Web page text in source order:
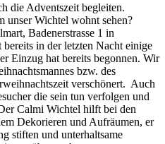
die Adventszeit begleiten.
unser Wichtel wohnt sehen?
Badenerstrasse 1 in
in der letzten Nacht einige
Einzug hat bereits begonnen. Wir
bzw. des
verschönert. Auch
die sein tun verfolgen und
Calmi Wichtel hilft bei den
Dekorieren und Aufräumen, er
stiften und unterhaltsame